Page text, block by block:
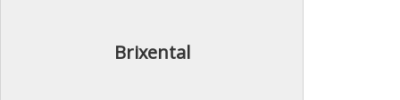
Brixental